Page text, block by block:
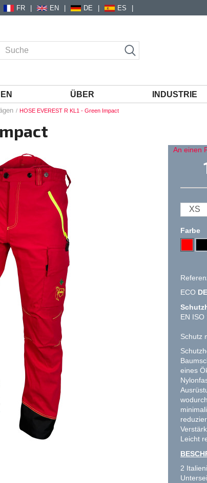
FR EN DE ES
ÜBER INDUSTRIE
HOSE EVEREST R KL1 - Green Impact
An einen
Farbe
ECO
EN ISO
Schutz
eines
Leicht
2